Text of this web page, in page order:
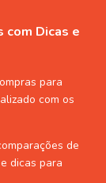
com Dicas e
para
com os
de
dicas para